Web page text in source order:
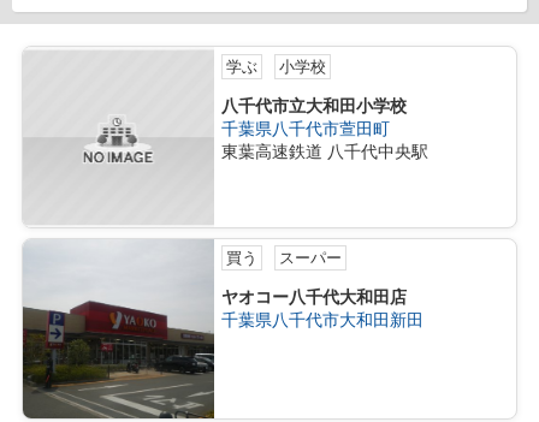
学ぶ 小学校
八千代市立大和田小学校
千葉県八千代市萱田町
東葉高速鉄道 八千代中央駅
買う スーパー
ヤオコー八千代大和田店
千葉県八千代市大和田新田